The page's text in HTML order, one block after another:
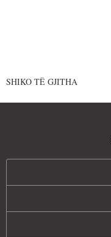
SHIKO TË GJITHA